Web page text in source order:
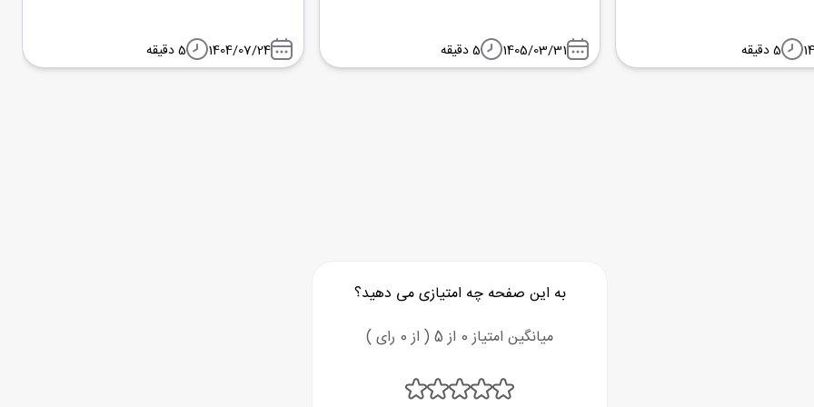
5 دقیقه 1405/03/31 5 دقیقه 1404/07/24 5 دقیقه
به این صفحه چه امتیازی می دهید؟
میانگین امتیاز 0 از 5 ( از 0 رای )